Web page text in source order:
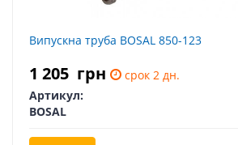
Випускна труба BOSAL 850-123
1 205 грн
срок 2 дн.
Артикул:
BOSAL